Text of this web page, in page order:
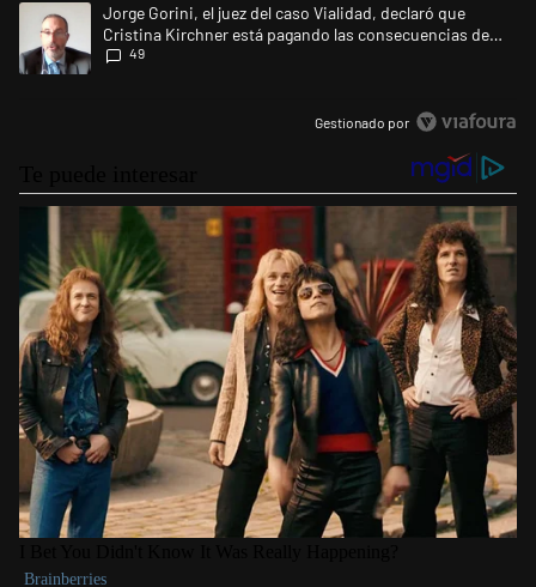
Un artículo de tendencia con el título "Jorge Gorini, el juez del caso
Jorge Gorini, el juez del caso Vialidad, declaró que
Cristina Kirchner está pagando las consecuencias de
cometer "un delito comprobado"
49
Gestionado por